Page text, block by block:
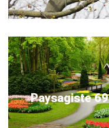
Paysagiste 69